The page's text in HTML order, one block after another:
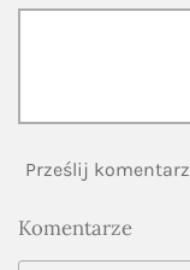
Prześlij komentarz
Komentarze